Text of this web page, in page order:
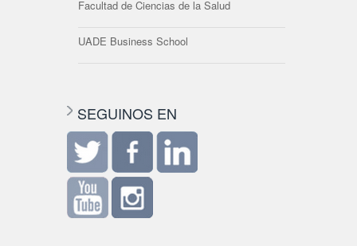
Facultad de Ciencias de la Salud
UADE Business School
SEGUINOS EN